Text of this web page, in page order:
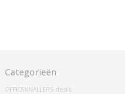
Categorieën
OFFICEKNALLERS deals